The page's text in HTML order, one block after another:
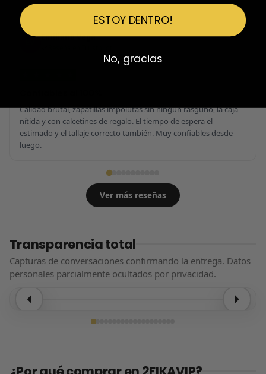
Emiliano Vega
Calidad brutal, zapatillas impolutas sin ningún rasguño, la caja
nítida y con calcetines de regalo. El tiempo de espera el
estimado y el tallaje correcto también. Muy confiables desde
luego.
Ver más reseñas
Transparencia total
Capturas de conversaciones confirmando la entrega. Datos
personales parcialmente ocultados por privacidad.
ESTOY DENTRO!
No, gracias